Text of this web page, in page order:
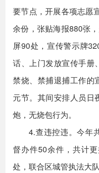
要节点，开展各项志愿
余份，张贴海报880张
屏90处，宣传警示牌
话、上门发放宣传手册
禁烧、禁捕退捕工作的
元节。其间安排人员日
炮，无烧包行为。
4.查违控违。今年
督办件50余件，共计
处，联合区城管执法大